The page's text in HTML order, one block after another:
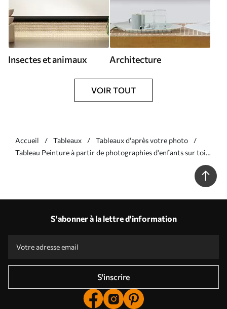
Insectes et animaux Architecture
VOIR TOUT
Accueil Tableaux
Tableaux d'après votre photo
Tableau Peinture à partir de photographies d'enfants sur toile
S'abonner à la lettre d'information
S'inscrire